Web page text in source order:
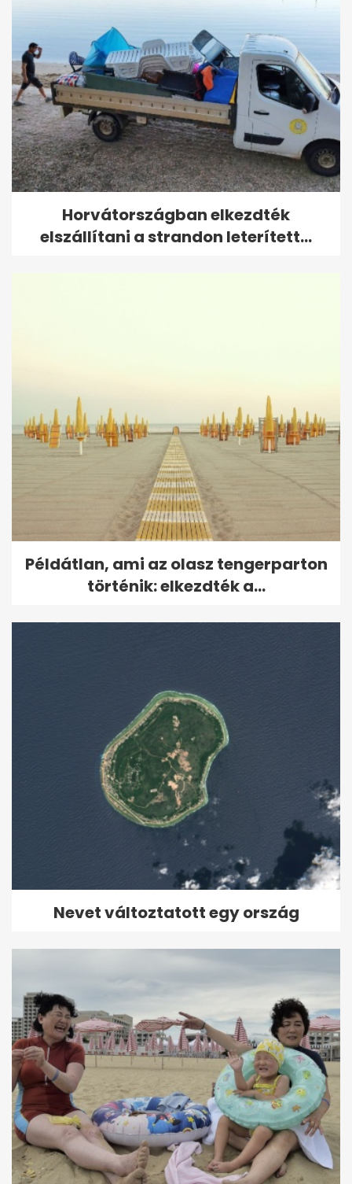
Horvátországban elkezdték
elszállítani a strandon leterített...
Példátlan, ami az olasz tengerparton
történik: elkezdték a...
Nevet változtatott egy ország